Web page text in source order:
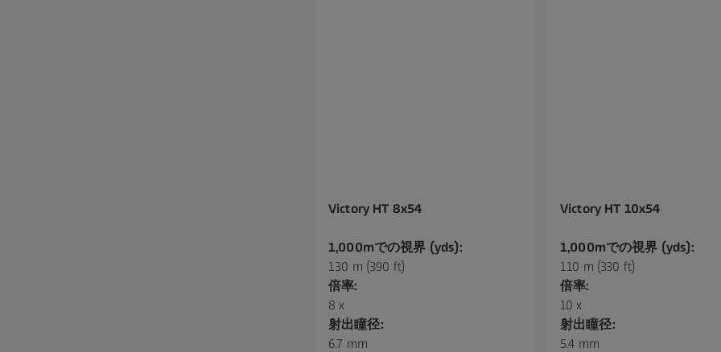
Victory HT 8x54
1,000mでの視界 (yds):
130 m (390 ft)
倍率:
8 x
射出瞳径:
6.7 mm
Victory HT 10x54
1,000mでの視界 (yds):
110 m (330 ft)
倍率:
10 x
射出瞳径:
5.4 mm